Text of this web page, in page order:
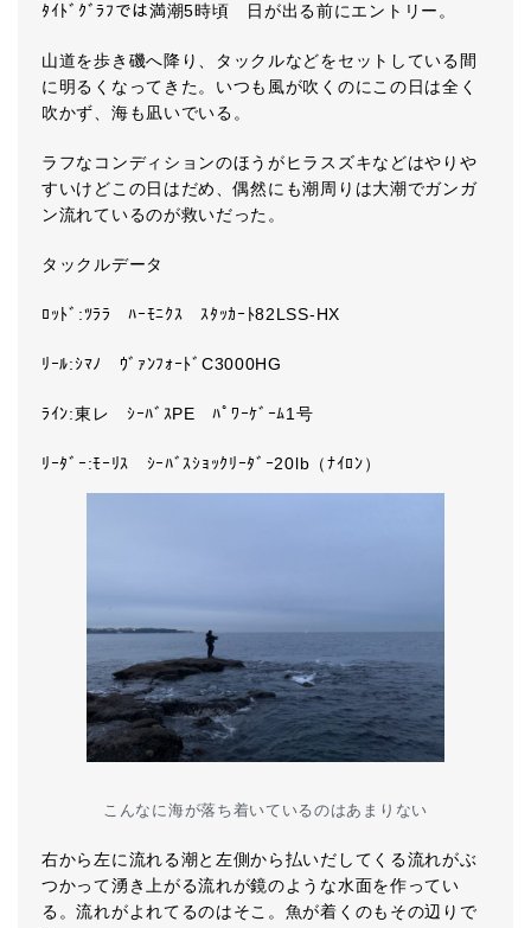
ﾀｲﾄﾞｸﾞﾗﾌでは満潮5時頃 日が出る前にエントリー。
山道を歩き磯へ降り、タックルなどをセットしている間
に明るくなってきた。いつも風が吹くのにこの日は全く
吹かず、海も凪いでいる。
ラフなコンディションのほうがヒラスズキなどはやりや
すいけどこの日はだめ、偶然にも潮周りは大潮でガンガ
ン流れているのが救いだった。
タックルデータ
ﾛｯﾄﾞ:ﾂﾗﾗ ﾊｰﾓﾆｸｽ ｽﾀｯｶｰﾄ82LSS-HX
ﾘｰﾙ:ｼﾏﾉ ｳﾞｧﾝﾌｫｰﾄﾞC3000HG
ﾗｲﾝ:東レ ｼｰﾊﾞｽPE ﾊﾟﾜｰｹﾞｰﾑ1号
ﾘｰﾀﾞｰ:ﾓｰﾘｽ ｼｰﾊﾞｽｼｮｯｸﾘｰﾀﾞｰ20lb（ﾅｲﾛﾝ）
こんなに海が落ち着いているのはあまりない
右から左に流れる潮と左側から払いだしてくる流れがぶ
つかって湧き上がる流れが鏡のような水面を作ってい
る。流れがよれてるのはそこ。魚が着くのもその辺りで